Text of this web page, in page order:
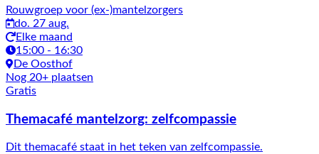
Rouwgroep voor (ex-)mantelzorgers
do. 27 aug.
Elke maand
15:00 - 16:30
De Oosthof
Nog 20+ plaatsen
Gratis
Themacafé mantelzorg: zelfcompassie
Dit themacafé staat in het teken van zelfcompassie.